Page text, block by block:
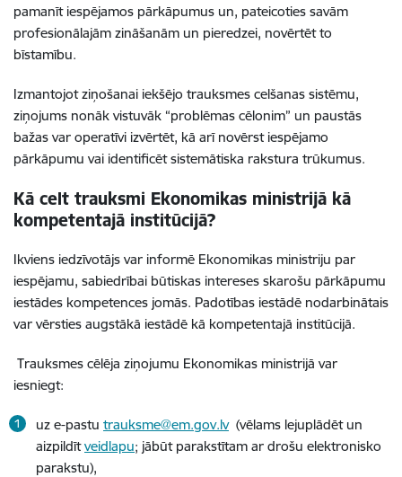
pamanīt iespējamos pārkāpumus un, pateicoties savām
profesionālajām zināšanām un pieredzei, novērtēt to
bīstamību.
Izmantojot ziņošanai iekšējo trauksmes celšanas sistēmu,
ziņojums nonāk vistuvāk “problēmas cēlonim” un paustās
bažas var operatīvi izvērtēt, kā arī novērst iespējamo
pārkāpumu vai identificēt sistemātiska rakstura trūkumus.
Kā celt trauksmi Ekonomikas ministrijā kā
kompetentajā institūcijā?
Ikviens iedzīvotājs var informē Ekonomikas ministriju par
iespējamu, sabiedrībai būtiskas intereses skarošu pārkāpumu
iestādes kompetences jomās. Padotības iestādē nodarbinātais
var vērsties augstākā iestādē kā kompetentajā institūcijā.
Trauksmes cēlēja ziņojumu Ekonomikas ministrijā var
iesniegt:
uz e-pastu trauksme@em.gov.lv (vēlams lejuplādēt un
aizpildītveidlapu; jābūt parakstītam ar drošu elektronisko
parakstu),